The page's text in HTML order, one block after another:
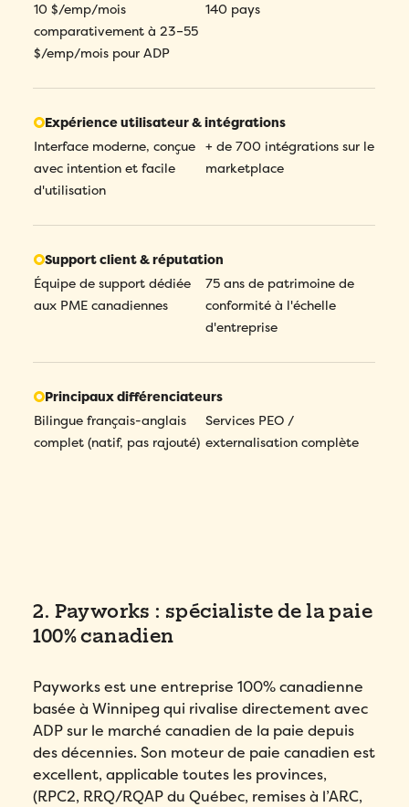
10 $/emp/mois
comparativement à 23–55
$/emp/mois pour ADP
140 pays
Expérience utilisateur & intégrations
Interface moderne, conçue
avec intention et facile
d'utilisation
+ de 700 intégrations sur le
marketplace
Support client & réputation
Équipe de support dédiée
aux PME canadiennes
75 ans de patrimoine de
conformité à l'échelle
d'entreprise
Principaux différenciateurs
Bilingue français-anglais
complet (natif, pas rajouté)
Services PEO /
externalisation complète
2. Payworks : spécialiste de la paie
100% canadien
Payworks est une entreprise 100% canadienne
basée à Winnipeg qui rivalise directement avec
ADP sur le marché canadien de la paie depuis
des décennies. Son moteur de paie canadien est
excellent, applicable toutes les provinces,
(RPC2, RRQ/RQAP du Québec, remises à l’ARC,